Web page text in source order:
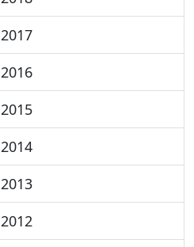
2017
2016
2015
2014
2013
2012